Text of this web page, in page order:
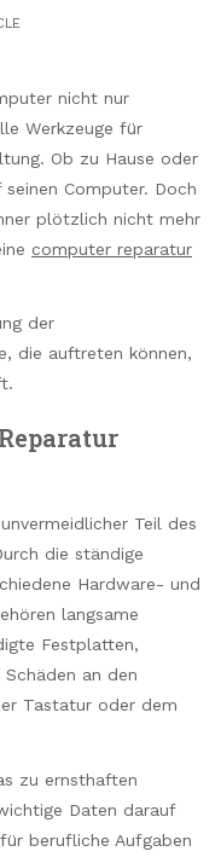
nicht nur
Werkzeuge für
Ob zu Hause oder
Computer. Doch
plötzlich nicht mehr
computer reparatur
der
die auftreten können,
Teil des
die ständige
Hardware- und
langsame
Festplatten,
an den
Tastatur oder dem
zu ernsthaften
Daten darauf
berufliche Aufgaben